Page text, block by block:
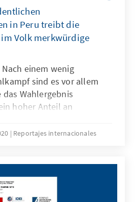
in Peru treibt die
Volk merkwürdige
einem wenig
sind es vor allem
Wahlergebnis
hoher Anteil an
Parteienspektrums und
„Fuerza Popular“ und
Höhepunkt ist die
Ablegers einer Sekte auf
zweiten Platz.
Reportajes internacionales